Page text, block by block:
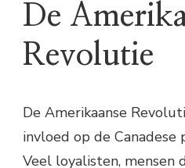
De
Revolutie
De Amerikaanse
invloed op de Canadese
Veel loyalisten, mensen